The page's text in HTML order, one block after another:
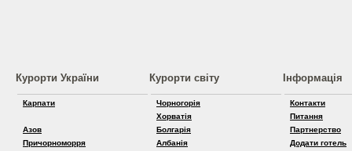
Курорти України
Карпати
Азов
Причорноморря
Курорти світу
Чорногорія
Хорватія
Болгарія
Албанія
Інформація
Контакти
Питання
Партнерство
Додати готель